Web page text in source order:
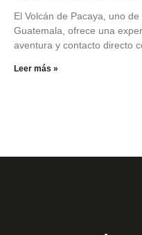
El Volcán de Pacaya, uno
Guatemala, ofrece una
aventura y contacto directo
Leer más »